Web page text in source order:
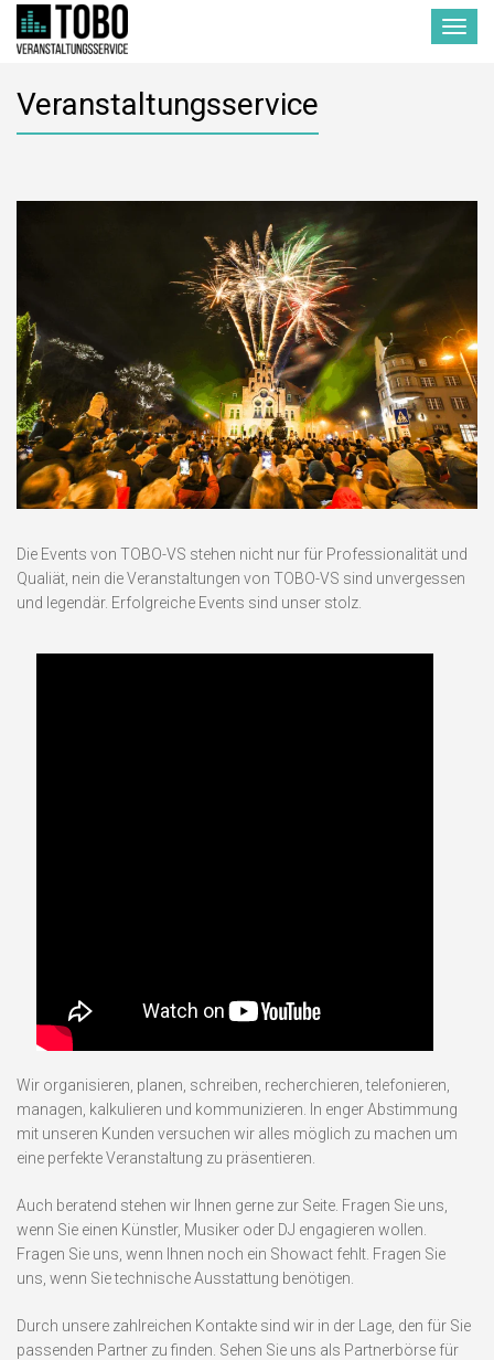
Toggle
Veranstaltungsservice
Die Events von TOBO-VS stehen nicht nur für Professionalität und
Qualiät, nein die Veranstaltungen von TOBO-VS sind unvergessen
und legendär. Erfolgreiche Events sind unser stolz.
Wir organisieren, planen, schreiben, recherchieren, telefonieren,
managen, kalkulieren und kommunizieren. In enger Abstimmung
mit unseren Kunden versuchen wir alles möglich zu machen um
eine perfekte Veranstaltung zu präsentieren.
Auch beratend stehen wir Ihnen gerne zur Seite. Fragen Sie uns,
wenn Sie einen Künstler, Musiker oder DJ engagieren wollen.
Fragen Sie uns, wenn Ihnen noch ein Showact fehlt. Fragen Sie
uns, wenn Sie technische Ausstattung benötigen.
Durch unsere zahlreichen Kontakte sind wir in der Lage, den für Sie
passenden Partner zu finden. Sehen Sie uns als Partnerbörse für